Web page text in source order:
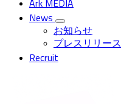
Ark MEDIA
News
お知らせ
プレスリリース
Recruit